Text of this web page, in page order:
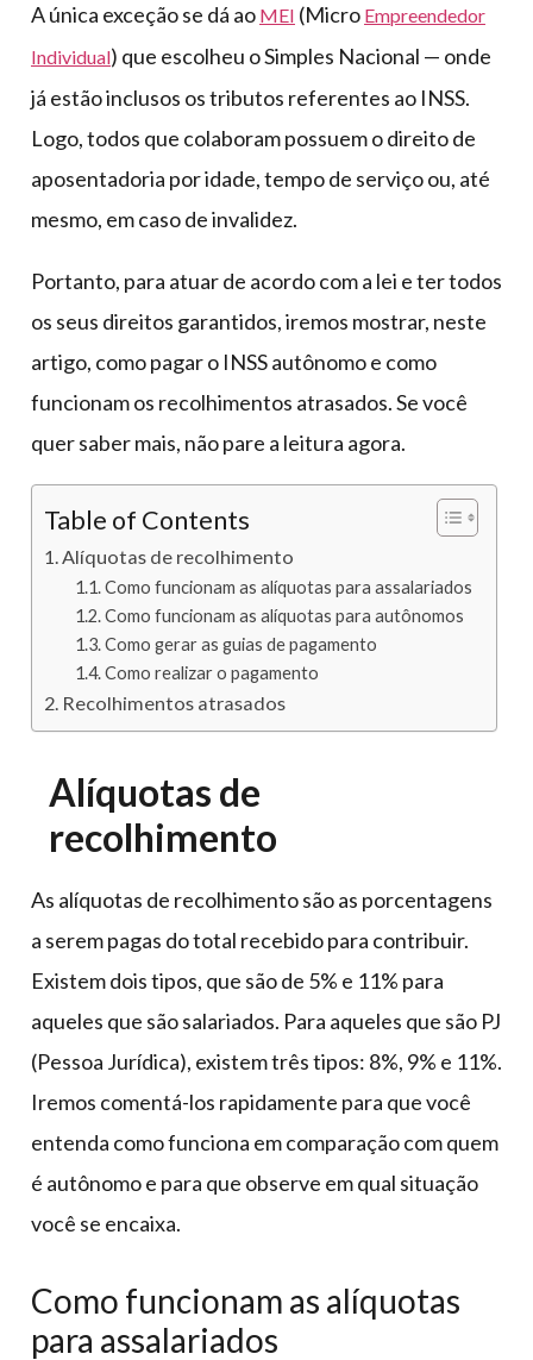
A única exceção se dá ao MEI (Micro Empreendedor
Individual) que escolheu o Simples Nacional — onde
já estão inclusos os tributos referentes ao INSS.
Logo, todos que colaboram possuem o direito de
aposentadoria por idade, tempo de serviço ou, até
mesmo, em caso de invalidez.
Portanto, para atuar de acordo com a lei e ter todos
os seus direitos garantidos, iremos mostrar, neste
artigo, como pagar o INSS autônomo e como
funcionam os recolhimentos atrasados. Se você
quer saber mais, não pare a leitura agora.
Table of Contents
Alíquotas de recolhimento
Como funcionam as alíquotas para assalariados
Como funcionam as alíquotas para autônomos
Como gerar as guias de pagamento
Como realizar o pagamento
Recolhimentos atrasados
Alíquotas de
recolhimento
As alíquotas de recolhimento são as porcentagens
a serem pagas do total recebido para contribuir.
Existem dois tipos, que são de 5% e 11% para
aqueles que são salariados. Para aqueles que são PJ
(Pessoa Jurídica), existem três tipos: 8%, 9% e 11%.
Iremos comentá-los rapidamente para que você
entenda como funciona em comparação com quem
é autônomo e para que observe em qual situação
você se encaixa.
Como funcionam as alíquotas
para assalariados